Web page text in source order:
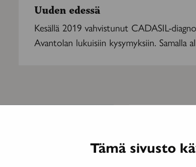
Tämä sivusto
Uuden edessä
Kesällä 2019 vahvistunut CADASIL-
Avantolan lukuisiin kysymyksiin. Samalla